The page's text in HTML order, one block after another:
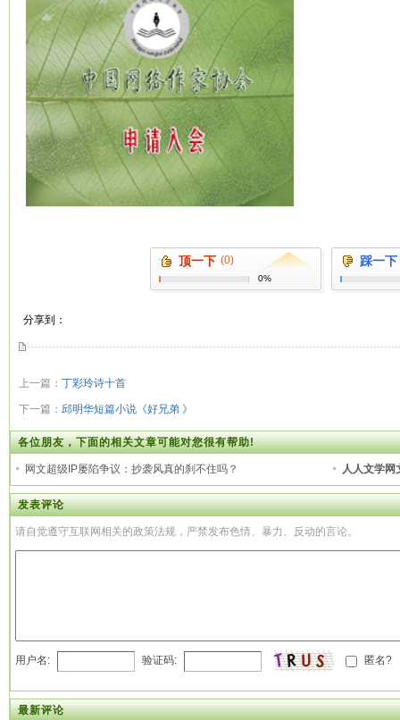
顶一下 (0)
0%
踩一下
分享到：
上一篇： 丁彩玲诗十首
下一篇： 邱明华短篇小说《好兄弟 》
各位朋友，下面的相关文章可能对您很有帮助!
网文超级IP屡陷争议：抄袭风真的刹不住吗？ 人人文学网
发表评论
请自觉遵守互联网相关的政策法规，严禁发布色情、暴力、反动的言论。
用户名: 验证码: 匿名?
最新评论